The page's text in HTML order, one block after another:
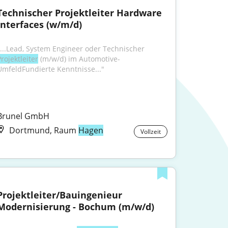
Projektleiter Hardware
(w/m/d)
"...Lead, System Engineer oder Technischer
(m/w/d) im Automotive-
Kenntnisse..."
GmbH
Dortmund, Raum Hagen Vollzeit
Bauingenieur
- Bochum (m/w/d)